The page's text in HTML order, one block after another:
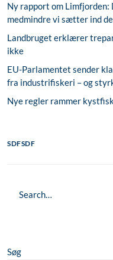
Ny rapport om
medmindre vi sætter ind
Landbruget erklærer
ikke
EU-Parlamentet sender
fra industrifiskeri – og
Nye regler rammer
SDFSDF
Søg